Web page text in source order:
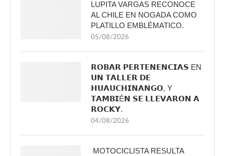
LUPITA VARGAS RECONOCE
AL CHILE EN NOGADA COMO
PLATILLO EMBLÉMATICO.
05/08/2026
𝗥𝗢𝗕𝗔𝗥 𝗣𝗘𝗥𝗧𝗘𝗡𝗘𝗡𝗖𝗜𝗔𝗦 EN
𝗨𝗡 𝗧𝗔𝗟𝗟𝗘𝗥 𝗗𝗘
𝗛𝗨𝗔𝗨𝗖𝗛𝗜𝗡𝗔𝗡𝗚𝗢, Y
𝗧𝗔𝗠𝗕𝗜É𝗡 𝗦𝗘 𝗟𝗟𝗘𝗩𝗔𝗥𝗢𝗡 𝗔
𝗥𝗢𝗖𝗞𝗬.
04/08/2026
MOTOCICLISTA RESULTA